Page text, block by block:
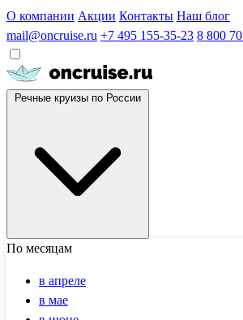
О компании Акции Контакты Наш блог
mail@oncruise.ru +7 495 155-35-23 8 800
По месяцам
в апреле
в мае